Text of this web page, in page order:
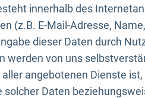
innerhalb des
(z.B. E-Mail-Adresse,
dieser Daten durch
werden von uns
angebotenen Dienste
solcher Daten